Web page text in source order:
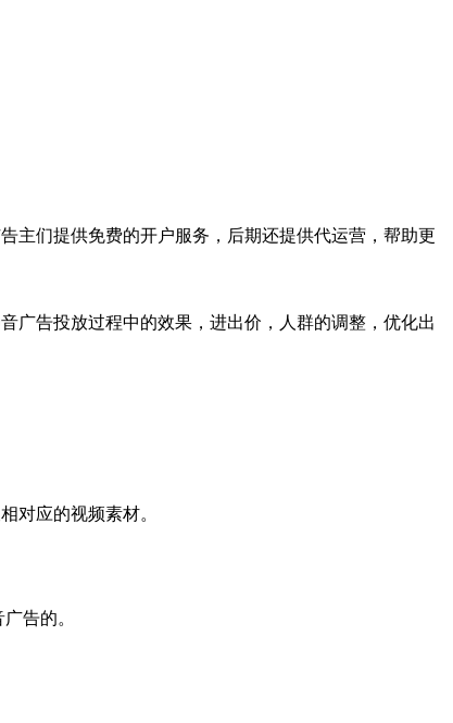
主们提供免费的开户服务，后期还提供代运营，帮助更
广告投放过程中的效果，进出价，人群的调整，优化出
对应的视频素材。
告的。